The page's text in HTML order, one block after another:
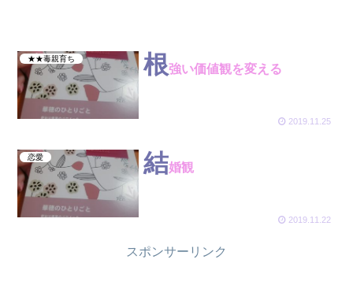
★★毒親育ち 根強い価値観を変える
2019.11.25
恋愛 結婚観
2019.11.22
スポンサーリンク